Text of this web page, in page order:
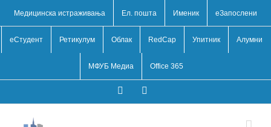
Медицинска истраживања Ел. пошта Именик eЗапослени
еСтудент Ретикулум Облак RedCap Упитник Алумни
МФУБ Медиа Office 365
YouTube